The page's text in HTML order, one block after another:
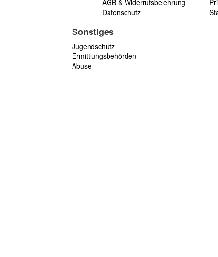
AGB & Widerrufsbelehrung
Datenschutz
Sonstiges
Jugendschutz
Ermittlungsbehörden
Abuse